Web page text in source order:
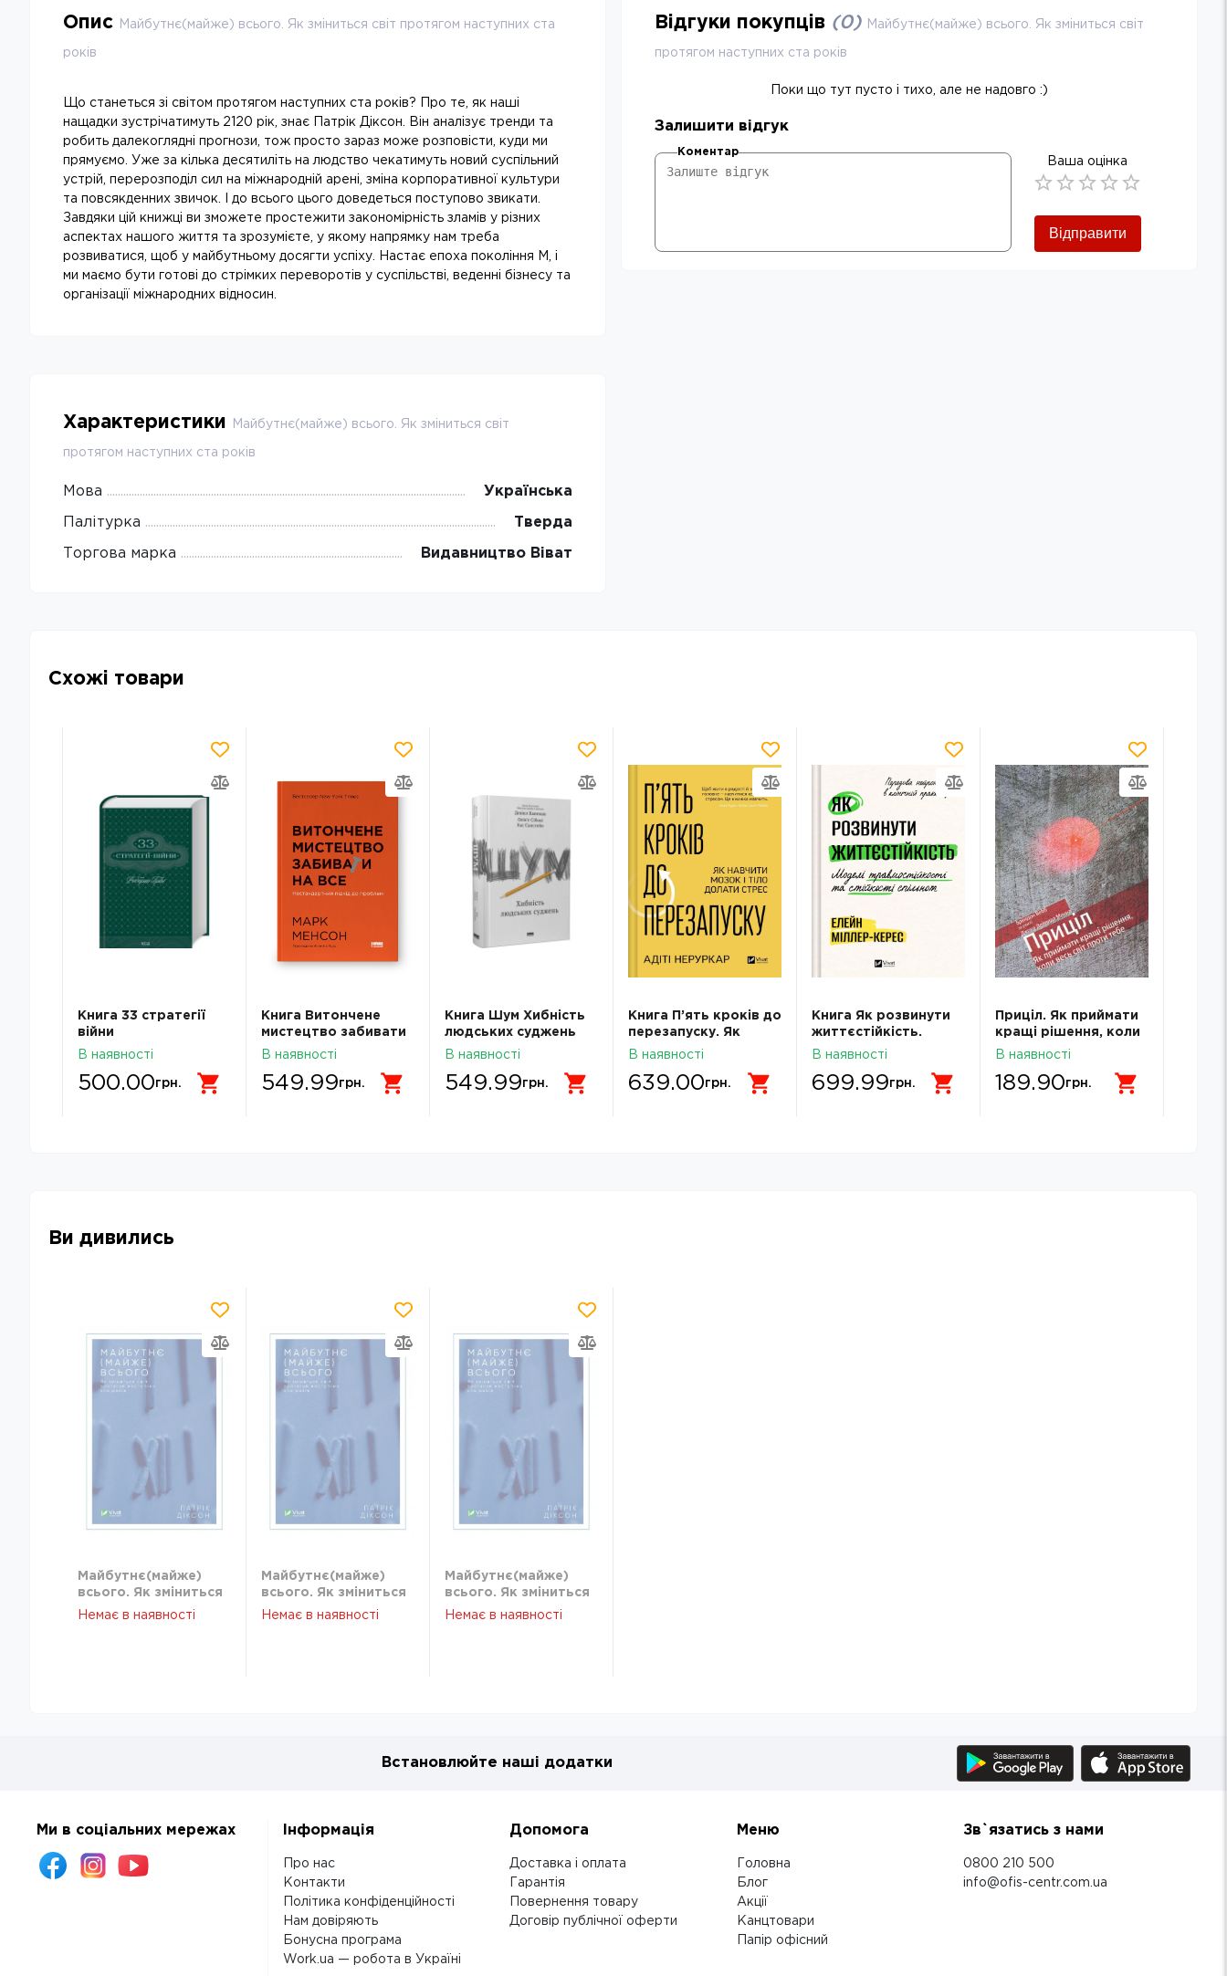
Опис Майбутнє(майже) всього. Як зміниться світ протягом наступних ста
років
Що станеться зі світом протягом наступних ста років? Про те, як наші
нащадки зустрічатимуть 2120 рік, знає Патрік Діксон. Він аналізує тренди та
робить далекоглядні прогнози, тож просто зараз може розповісти, куди ми
прямуємо. Уже за кілька десятиліть на людство чекатимуть новий суспільний
устрій, перерозподіл сил на міжнародній арені, зміна корпоративної культури
та повсякденних звичок. І до всього цього доведеться поступово звикати.
Завдяки цій книжці ви зможете простежити закономірність зламів у різних
аспектах нашого життя та зрозумієте, у якому напрямку нам треба
розвиватися, щоб у майбутньому досягти успіху. Настає епоха покоління М, і
ми маємо бути готові до стрімких переворотів у суспільстві, веденні бізнесу та
організації міжнародних відносин.
Характеристики Майбутнє(майже) всього. Як зміниться світ
протягом наступних ста років
Мова Українська
Палітурка Тверда
Торгова марка Видавництво Віват
Відгуки покупців (0) Майбутнє(майже) всього. Як зміниться світ
протягом наступних ста років
Поки що тут пусто і тихо, але не надовго :)
Залишити відгук
Коментар
Ваша оцінка
Відправити
Схожі товари
Книга 33 стратегії
війни
В наявності
500.00грн.
Книга Витончене
мистецтво забивати
на все Наш Формат
В наявності
549.99грн.
Книга Шум Хибність
людських суджень
В наявності
549.99грн.
Книга П’ять кроків до
перезапуску. Як
навчити мозок і тіло
В наявності
639.00грн.
Книга Як розвинути
життєстійкість.
Моделі
стійкості спільнот
В наявності
699.99грн.
Приціл. Як приймати
кращі рішення, коли
весь світ проти тебе
В наявності
189.90грн.
Ви дивились
Майбутнє(майже)
всього. Як зміниться
світ протягом
Немає в наявності
Майбутнє(майже)
всього. Як зміниться
світ протягом
Немає в наявності
Майбутнє(майже)
всього. Як зміниться
світ протягом
Немає в наявності
Встановлюйте наші додатки
Ми в соціальних мережах Інформація
Про нас
Контакти
Політика конфіденційності
Нам довіряють
Бонусна програма
Work.ua — робота в Україні
Допомога
Доставка і оплата
Гарантія
Повернення товару
Договір публічної оферти
Меню
Головна
Блог
Акції
Канцтовари
Папір офісний
Зв`язатись з нами
0800 210 500
info@ofis-centr.com.ua